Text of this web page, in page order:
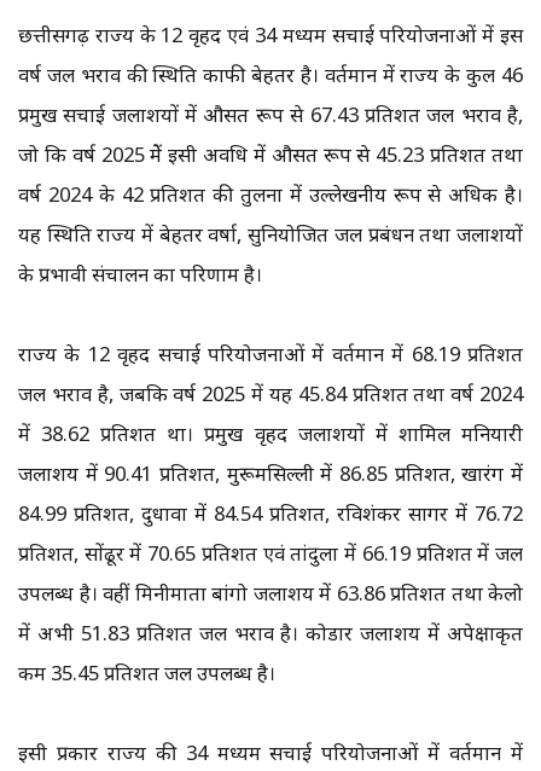
छत्तीसगढ़ राज्य के 12 वृहद एवं 34 मध्यम सिंचाई परियोजनाओं में इस
वर्ष जल भराव की स्थिति काफी बेहतर है। वर्तमान में राज्य के कुल 46
प्रमुख सिंचाई जलाशयों में औसत रूप से 67.43 प्रतिशत जल भराव है,
जो कि वर्ष 2025 मेें इसी अवधि में औसत रूप से 45.23 प्रतिशत तथा
वर्ष 2024 के 42 प्रतिशत की तुलना में उल्लेखनीय रूप से अधिक है।
यह स्थिति राज्य में बेहतर वर्षा, सुनियोजित जल प्रबंधन तथा जलाशयों
के प्रभावी संचालन का परिणाम है।
राज्य के 12 वृहद सिंचाई परियोजनाओं में वर्तमान में 68.19 प्रतिशत
जल भराव है, जबकि वर्ष 2025 में यह 45.84 प्रतिशत तथा वर्ष 2024
में 38.62 प्रतिशत था। प्रमुख वृहद जलाशयों में शामिल मनियारी
जलाशय में 90.41 प्रतिशत, मुरूमसिल्ली में 86.85 प्रतिशत, खारंग में
84.99 प्रतिशत, दुधावा में 84.54 प्रतिशत, रविशंकर सागर में 76.72
प्रतिशत, सोंढूर में 70.65 प्रतिशत एवं तांदुला में 66.19 प्रतिशत में जल
उपलब्ध है। वहीं मिनीमाता बांगो जलाशय में 63.86 प्रतिशत तथा केलो
में अभी 51.83 प्रतिशत जल भराव है। कोडार जलाशय में अपेक्षाकृत
कम 35.45 प्रतिशत जल उपलब्ध है।
इसी प्रकार राज्य की 34 मध्यम सिंचाई परियोजनाओं में वर्तमान में